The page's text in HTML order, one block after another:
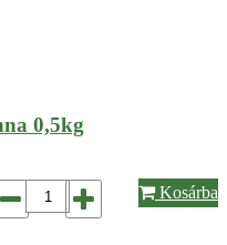
0,5kg
Kosárba